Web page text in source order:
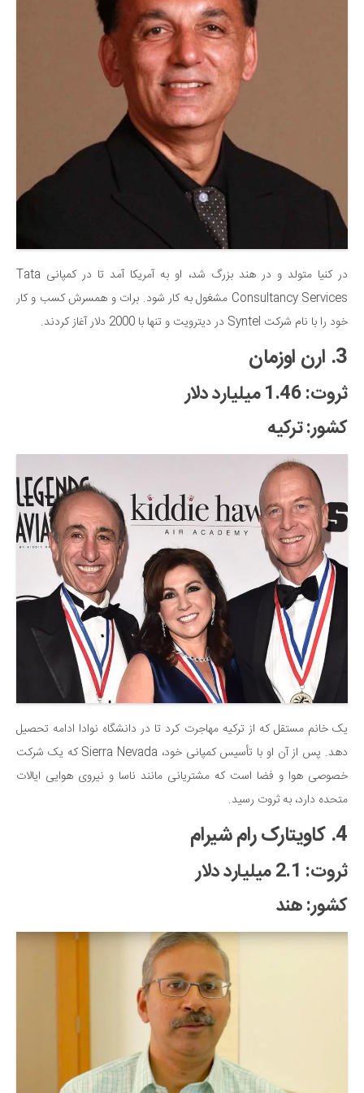
در کنیا متولد و در هند بزرگ شد، او به آمریکا آمد تا در کمپانی Tata
Consultancy Services مشغول به کار شود. برات و همسرش کسب و کار
خود را با نام شرکت Syntel در دیترویت و تنها با 2000 دلار آغاز کردند.
3. ارن اوزمان
ثروت: 1.46 میلیارد دلار
کشور: ترکیه
یک خانم مستقل که از ترکیه مهاجرت کرد تا در دانشگاه نوادا ادامه تحصیل
دهد. پس از آن او با تأسیس کمپانی خود، Sierra Nevada که یک شرکت
خصوصی هوا و فضا است که مشتریانی مانند ناسا و نیروی هوایی ایالات
متحده دارد، به ثروت رسید.
4. کاویتارک رام شیرام
ثروت: 2.1 میلیارد دلار
کشور: هند